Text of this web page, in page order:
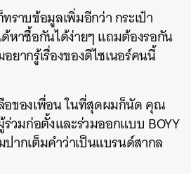
ราบข้อมูลเพิ่มอีกว่า กระเป๋า
หาซื้อกันได้ง่ายๆ แถมต้องรอกัน
ยากรู้เรื่องของดีไซเนอร์คนนี้
อของเพื่อน ในที่สุดผมก็นัด คุณ
วมก่อตั้งและร่วมออกแบบ BOYY
ากเต็มคำว่าเป็นแบรนด์สากล